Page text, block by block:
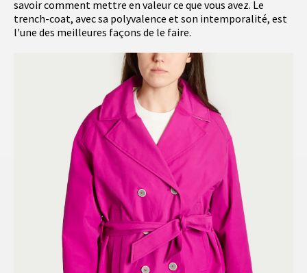
savoir comment mettre en valeur ce que vous avez. Le
trench-coat, avec sa polyvalence et son intemporalité, est
l'une des meilleures façons de le faire.